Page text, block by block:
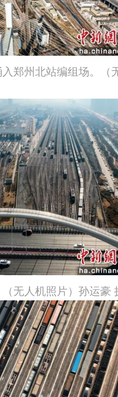
郑州北站编组场。（
无人机照片）孙运豪